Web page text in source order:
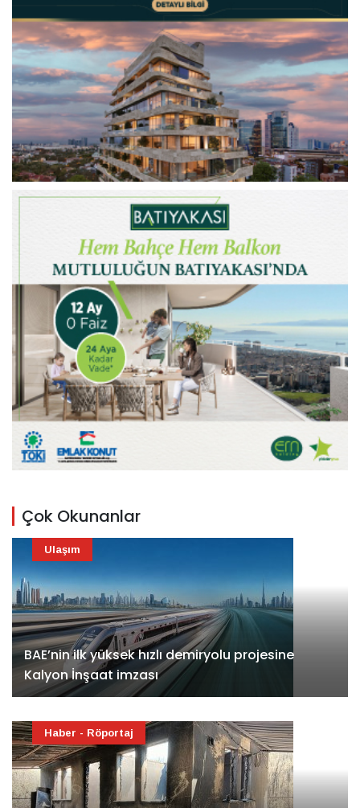
Çok Okunanlar
BAE’nin ilk yüksek hızlı demiryolu projesine
Kalyon İnşaat imzası
Ulaşım
Haber - Röportaj